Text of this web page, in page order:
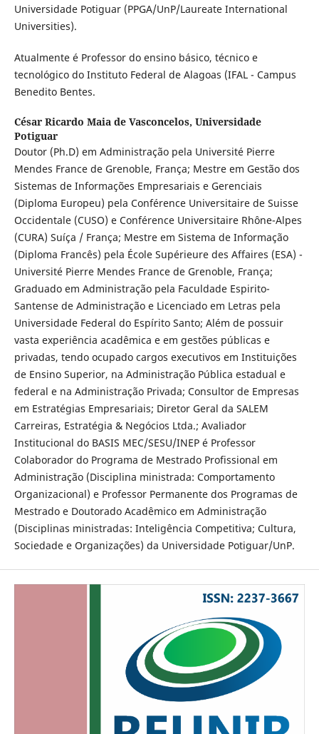
Universidade Potiguar (PPGA/UnP/Laureate International
Universities).
Atualmente é Professor do ensino básico, técnico e
tecnológico do Instituto Federal de Alagoas (IFAL - Campus
Benedito Bentes.
César Ricardo Maia de Vasconcelos, Universidade
Potiguar
Doutor (Ph.D) em Administração pela Université Pierre
Mendes France de Grenoble, França; Mestre em Gestão dos
Sistemas de Informações Empresariais e Gerenciais
(Diploma Europeu) pela Conférence Universitaire de Suisse
Occidentale (CUSO) e Conférence Universitaire Rhône-Alpes
(CURA) Suíça / França; Mestre em Sistema de Informação
(Diploma Francês) pela École Supérieure des Affaires (ESA) -
Université Pierre Mendes France de Grenoble, França;
Graduado em Administração pela Faculdade Espirito-
Santense de Administração e Licenciado em Letras pela
Universidade Federal do Espírito Santo; Além de possuir
vasta experiência acadêmica e em gestões públicas e
privadas, tendo ocupado cargos executivos em Instituições
de Ensino Superior, na Administração Pública estadual e
federal e na Administração Privada; Consultor de Empresas
em Estratégias Empresariais; Diretor Geral da SALEM
Carreiras, Estratégia & Negócios Ltda.; Avaliador
Institucional do BASIS MEC/SESU/INEP é Professor
Colaborador do Programa de Mestrado Profissional em
Administração (Disciplina ministrada: Comportamento
Organizacional) e Professor Permanente dos Programas de
Mestrado e Doutorado Acadêmico em Administração
(Disciplinas ministradas: Inteligência Competitiva; Cultura,
Sociedade e Organizações) da Universidade Potiguar/UnP.